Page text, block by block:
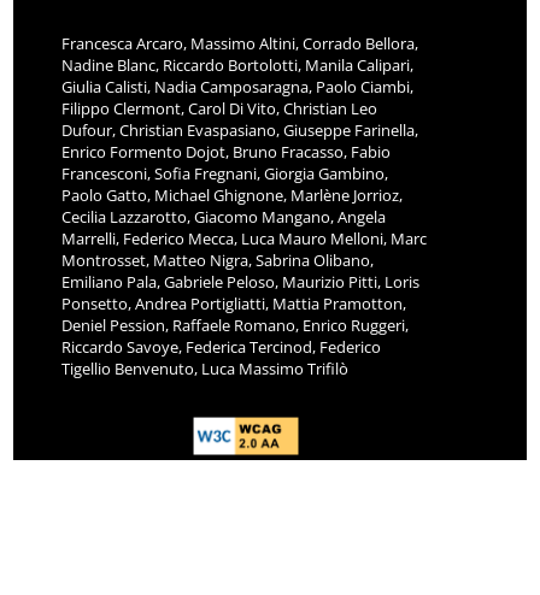
Francesca Arcaro, Massimo Altini, Corrado Bellora,
Nadine Blanc, Riccardo Bortolotti, Manila Calipari,
Giulia Calisti, Nadia Camposaragna, Paolo Ciambi,
Filippo Clermont, Carol Di Vito, Christian Leo
Dufour, Christian Evaspasiano, Giuseppe Farinella,
Enrico Formento Dojot, Bruno Fracasso, Fabio
Francesconi, Sofia Fregnani, Giorgia Gambino,
Paolo Gatto, Michael Ghignone, Marlène Jorrioz,
Cecilia Lazzarotto, Giacomo Mangano, Angela
Marrelli, Federico Mecca, Luca Mauro Melloni, Marc
Montrosset, Matteo Nigra, Sabrina Olibano,
Emiliano Pala, Gabriele Peloso, Maurizio Pitti, Loris
Ponsetto, Andrea Portigliatti, Mattia Pramotton,
Deniel Pession, Raffaele Romano, Enrico Ruggeri,
Riccardo Savoye, Federica Tercinod, Federico
Tigellio Benvenuto, Luca Massimo Trifilò